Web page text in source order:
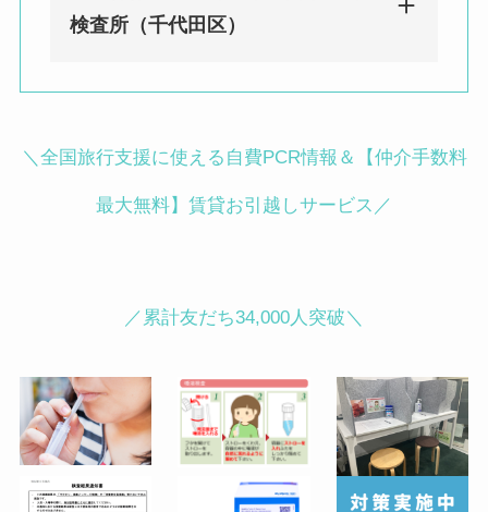
渋谷駅徒歩２分／神泉駅徒歩 8 分
●渋谷駅ハチ公前からの行き方（徒歩
2分）
JR渋谷駅「ハチ公口」から降りてス
クランブル交差点をTSUTAYAの左脇
みんなのPCR 白金台・目黒検査所
白金台駅徒歩3分／目黒駅徒歩12分
検査所（千代田区）
査所（千代田区）
〒102-0093 東京都千代田区平河町１
永田町駅徒歩５分
＼全国旅行支援に使える自費PCR情報＆【仲介手数料
最大無料】賃貸お引越しサービス／
／累計友だち34,000人突破＼